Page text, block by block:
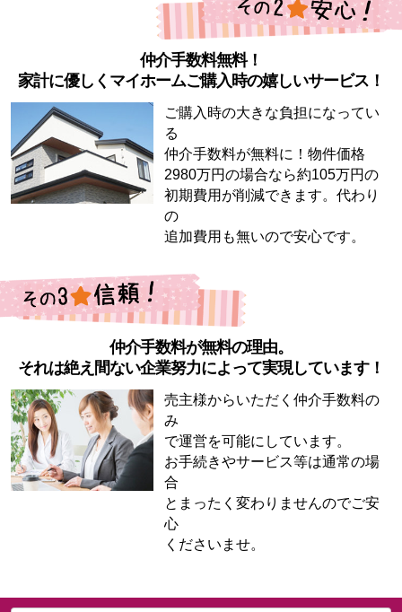
仲介手数料無料！
家計に優しくマイホームご購入時の嬉しいサービス！
ご購入時の大きな負担になってい
る
仲介手数料が無料に！物件価格
2980万円の場合なら約105万円の
初期費用が削減できます。代わり
の
追加費用も無いので安心です。
仲介手数料が無料の理由。
それは絶え間ない企業努力によって実現しています！
売主様からいただく仲介手数料の
み
で運営を可能にしています。
お手続きやサービス等は通常の場
合
とまったく変わりませんのでご安
心
くださいませ。